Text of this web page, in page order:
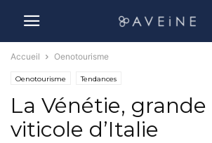
Accueil Oenotourisme
Oenotourisme Tendances
La Vénétie,
viticole d’Italie